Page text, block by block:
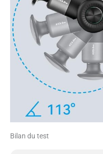
Bilan du test